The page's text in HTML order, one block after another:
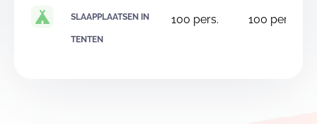
SLAAPPLAATSEN IN
TENTEN
100 pers. 100 pers.